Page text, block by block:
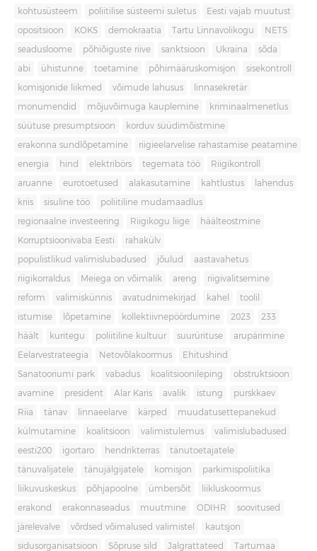
kohtusüsteem poliitilise süsteemi suletus Eesti vajab muutust
opositsioon KOKS demokraatia Tartu Linnavolikogu NETS
seadusloome põhiõiguste riive sanktsioon Ukraina sõda
abi ühistunne toetamine põhimääruskomisjon sisekontroll
komisjonide liikmed võimude lahusus linnasekretär
monumendid mõjuvõimuga kauplemine kriminaalmenetlus
süütuse presumptsioon korduv süüdimõistmine
erakonna sundlõpetamine riigieelarvelise rahastamise peatamine
energia hind elektribörs tegemata töö Riigikontroll
aruanne eurotoetused alakasutamine kahtlustus lahendus
kriis sisuline töö poliitiline mudamaadlus
regionaalne investeering Riigikogu liige häälteostmine
Korruptsioonivaba Eesti rahakülv
populistlikud valimislubadused jõulud aastavahetus
riigikorraldus Meiega on võimalik areng riigivalitsemine
reform valimiskünnis avatudnimekirjad kahel toolil
istumise lõpetamine kollektiivnepöördumine 2023 233
häält kuritegu poliitiline kultuur suurürituse arupärimine
Eelarvestrateegia Netovõlakoormus Ehitushind
Sanatooriumi park vabadus koalitsioonileping obstruktsioon
avamine president Alar Karis avalik istung purskkaev
Riia tänav linnaeelarve kärped muudatusettepanekud
külmutamine koalitsioon valimistulemus valimislubadused
eesti200 igortaro hendrikterras tänutoetajatele
tänuvalijatele tänujälgijatele komisjon parkimispoliitika
liikuvuskeskus põhjapoolne ümbersõit liikluskoormus
erakond erakonnaseadus muutmine ODIHR soovitused
järelevalve võrdsed võimalused valimistel kautsjon
sidusorganisatsioon Sõpruse sild Jalgrattateed Tartumaa